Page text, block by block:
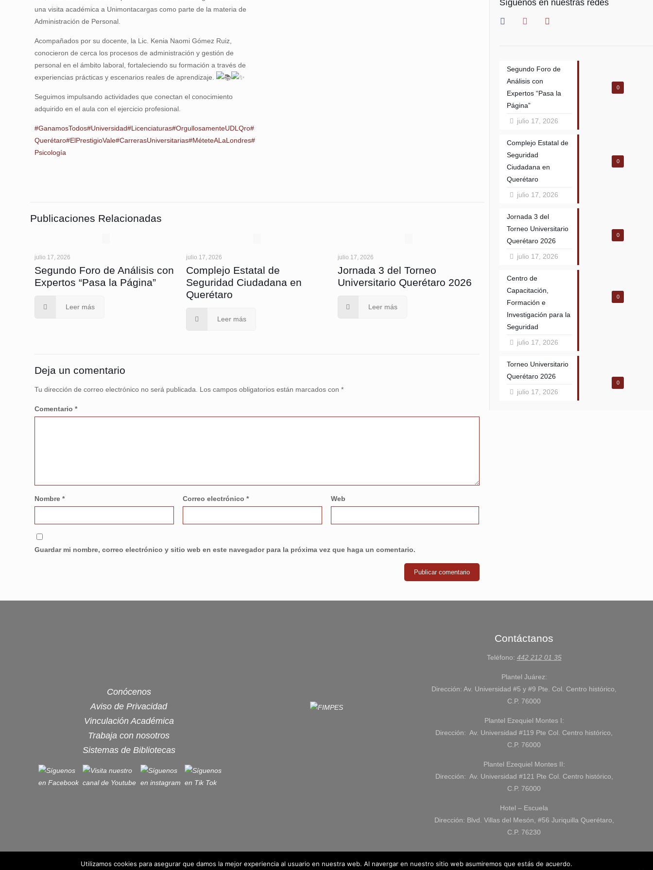
una visita académica a Unimontacargas como parte de la materia de
Administración de Personal.
Acompañados por su docente, la Lic. Kenia Naomi Gómez Ruiz,
conocieron de cerca los procesos de administración y gestión de
personal en el ámbito laboral, fortaleciendo su formación a través de
experiencias prácticas y escenarios reales de aprendizaje.
Seguimos impulsando actividades que conectan el conocimiento
adquirido en el aula con el ejercicio profesional.
#GanamosTodos#Universidad#Licenciaturas#OrgullosamenteUDLQro#
Querétaro#ElPrestigioVale#CarrerasUniversitarias#MéteteALaLondres#
Psicología
Publicaciones Relacionadas
julio 17, 2026
Segundo Foro de Análisis con
Expertos “Pasa la Página”
Leer más
julio 17, 2026
Complejo Estatal de
Seguridad Ciudadana en
Querétaro
Leer más
julio 17, 2026
Jornada 3 del Torneo
Universitario Querétaro 2026
Leer más
Deja un comentario
Tu dirección de correo electrónico no será publicada. Los campos obligatorios están marcados con*
Comentario*
Nombre* Correo electrónico* Web
Guardar mi nombre, correo electrónico y sitio web en este navegador para la próxima vez que haga un comentario.
Síguenos en nuestras redes
facebook instagramyoutube
0
Segundo Foro de
Análisis con
Expertos “Pasa la
Página”
julio 17, 2026
0
Complejo Estatal de
Seguridad
Ciudadana en
Querétaro
julio 17, 2026
0
Jornada 3 del
Torneo Universitario
Querétaro 2026
julio 17, 2026
0
Centro de
Capacitación,
Formación e
Investigación para la
Seguridad
julio 17, 2026
0
Torneo Universitario
Querétaro 2026
julio 17, 2026
Conócenos
Aviso de Privacidad
Vinculación Académica
Trabaja con nosotros
Sistemas de Bibliotecas
Contáctanos
Teléfono: 442 212 01 35
Plantel Juárez:
Dirección: Av. Universidad #5 y #9 Pte. Col. Centro histórico,
C.P. 76000
Plantel Ezequiel Montes I:
Dirección: Av. Universidad #119 Pte Col. Centro histórico,
C.P. 76000
Plantel Ezequiel Montes II:
Dirección: Av. Universidad #121 Pte Col. Centro histórico,
C.P. 76000
Hotel – Escuela
Dirección: Blvd. Villas del Mesón, #56 Juriquilla Querétaro,
C.P. 76230
Utilizamos cookies para asegurar que damos la mejor experiencia al usuario en nuestra web. Al navergar en nuestro sitio web asumiremos que estás de acuerdo.